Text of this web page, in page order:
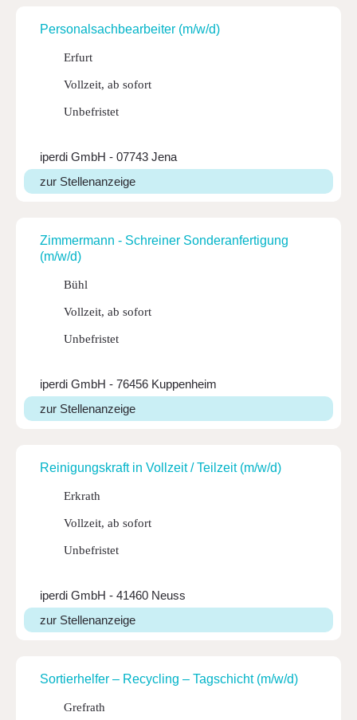
Perso­nal­sach­be­ar­beiter (m/w/d)
Erfurt
Vollzeit, ab sofort
Unbefristet
iperdi GmbH - 07743 Jena
zur Stellenanzeige
Zimmer­mann - Schreiner Sonder­an­fer­ti­gung
(m/w/d)
Bühl
Vollzeit, ab sofort
Unbefristet
iperdi GmbH - 76456 Kuppenheim
zur Stellenanzeige
Reini­gungs­kraft in Voll­zeit / Teil­zeit (m/w/d)
Erkrath
Vollzeit, ab sofort
Unbefristet
iperdi GmbH - 41460 Neuss
zur Stellenanzeige
Sortier­helfer – Recy­cling – Tagschicht (m/w/d)
Grefrath